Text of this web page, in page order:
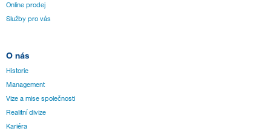
Online prodej
Služby pro vás
O nás
Historie
Management
Vize a mise společnosti
Realitní divize
Kariéra